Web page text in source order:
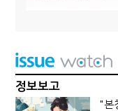
정보보고